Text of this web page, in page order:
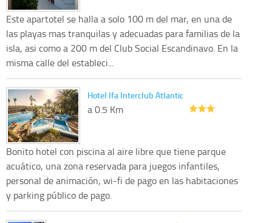
Este apartotel se halla a solo 100 m del mar, en una de
las playas mas tranquilas y adecuadas para familias de la
isla, asi como a 200 m del Club Social Escandinavo. En la
misma calle del estableci...
Hotel Ifa Interclub Atlantic
a 0.5 Km
Bonito hotel con piscina al aire libre que tiene parque
acuático, una zona reservada para juegos infantiles,
personal de animación, wi-fi de pago en las habitaciones
y parking público de pago.